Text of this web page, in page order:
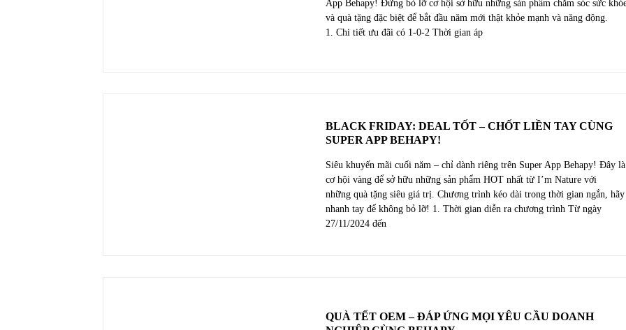
App Behapy! Đừng bỏ lỡ cơ hội sở hữu những sản phẩm chăm sóc sức
và quà tặng đặc biệt để bắt đầu năm mới thật khỏe mạnh và năng động.
1. Chi tiết ưu đãi có 1-0-2 Thời gian áp
BLACK FRIDAY: DEAL TỐT – CHỐT LIỀN TAY CÙNG
SUPER APP BEHAPY!
Siêu khuyến mãi cuối năm – chỉ dành riêng trên Super App Behapy! Đây là
cơ hội vàng để sở hữu những sản phẩm HOT nhất từ I’m Nature với
những quà tặng siêu giá trị. Chương trình kéo dài trong thời gian ngắn, hãy
nhanh tay để không bỏ lỡ! 1. Thời gian diễn ra chương trình Từ ngày
27/11/2024 đến
QUÀ TẾT OEM – ĐÁP ỨNG MỌI YÊU CẦU DOANH